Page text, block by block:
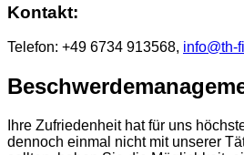
Kontakt:
Telefon: +49 6734 913568, info@th-
Ihre Zufriedenheit hat für uns
dennoch einmal nicht mit unserer